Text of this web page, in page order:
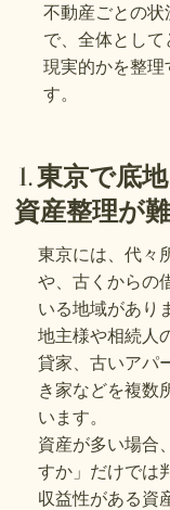
不動産ごとの状
で、全体とし
現実的かを整
す。
1. 東京で底
資産整理が
東京には、代々
や、古くからの
いる地域があり
地主様や相続人
貸家、古いアパ
き家などを複数
います。
資産が多い場合
すか」だけでは
収益性がある資